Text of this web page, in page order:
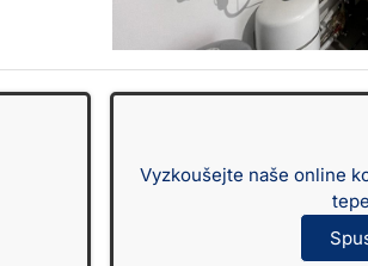
Vyzkoušejte naše online